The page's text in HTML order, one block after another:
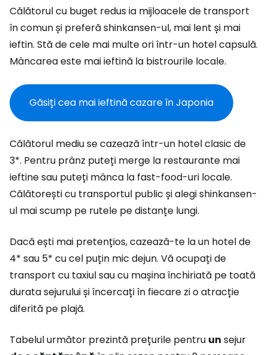
Călătorul cu buget redus ia mijloacele de transport
în comun și preferă shinkansen-ul, mai lent și mai
ieftin. Stă de cele mai multe ori într-un hotel capsulă.
Mâncarea este mai ieftină la bistrourile locale.
Găsiți cea mai ieftină cazare în Japonia
Călătorul mediu se cazează într-un hotel clasic de
3*. Pentru prânz puteți merge la restaurante mai
ieftine sau puteți mânca la fast-food-uri locale.
Călătorești cu transportul public și alegi shinkansen-
ul mai scump pe rutele pe distanțe lungi.
Dacă ești mai pretențios, cazează-te la un hotel de
4* sau 5* cu cel puțin mic dejun. Vă ocupați de
transport cu taxiul sau cu mașina închiriată pe toată
durata sejurului și încercați în fiecare zi o atracție
diferită pe plajă.
Tabelul următor prezintă prețurile pentru un sejur